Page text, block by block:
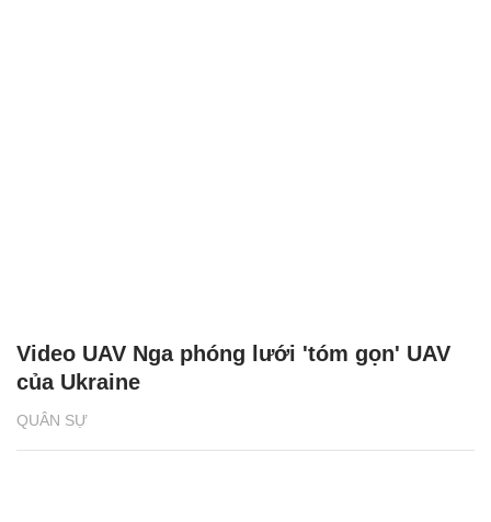
QUÂN SỰ
Video UAV Nga phóng lưới 'tóm gọn' UAV
của Ukraine